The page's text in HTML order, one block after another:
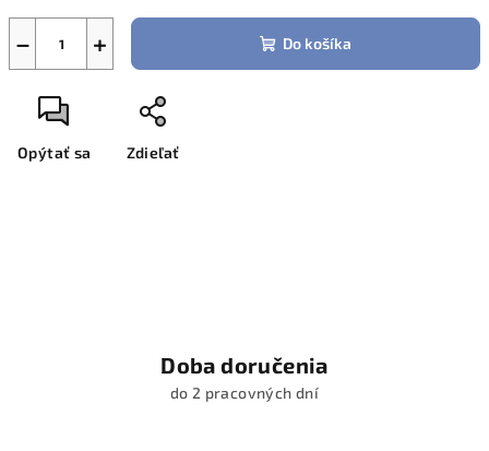
+
− Do košíka
Opýtať sa Zdieľať
Doba doručenia
do 2 pracovných dní